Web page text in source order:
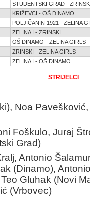
STUDENTSKI GRAD -
KRIŽEVCI - OŠ DINAMO
POLJIČANIN 1921 - ZELINA
ZELINA I - ZRINSKI
OŠ DINAMO - ZELINA GIRLS
ZRINSKI - ZELINA GIRLS
ZELINA I - OŠ DINAMO
STRIJELCI
Noa
Foškulo, Juraj
Grad)
Antonio
(Dinamo),
Gluhak (Novi
(Vrbovec)